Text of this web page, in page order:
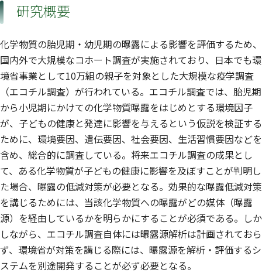
研究概要
化学物質の胎児期・幼児期の曝露による影響を評価するため、
国内外で大規模なコホート調査が実施されており、日本でも環
境省事業として10万組の親子を対象とした大規模な疫学調査
（エコチル調査）が行われている。エコチル調査では、胎児期
から小児期にかけての化学物質曝露をはじめとする環境因子
が、子どもの健康と発達に影響を与えるという仮説を検証する
ために、環境要因、遺伝要因、社会要因、生活習慣要因などを
含め、総合的に調査している。将来エコチル調査の成果とし
て、ある化学物質が子どもの健康に影響を及ぼすことが判明し
た場合、曝露の低減対策が必要となる。効果的な曝露低減対策
を講じるためには、当該化学物質への曝露がどの媒体（曝露
源）を経由しているかを明らかにすることが必須である。しか
しながら、エコチル調査自体には曝露源解析は計画されておら
ず、環境省が対策を講じる際には、曝露源を解析・評価するシ
ステムを別途開発することが必ず必要となる。